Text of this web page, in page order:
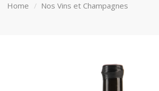
Home Nos Vins et Champagnes